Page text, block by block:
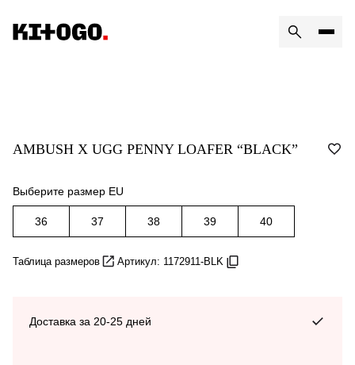
AMBUSH X UGG PENNY LOAFER “BLACK”
Выберите размер EU
36 37 38 39 40
Таблица размеров Артикул: 1172911-BLK
Доставка за 20-25 дней